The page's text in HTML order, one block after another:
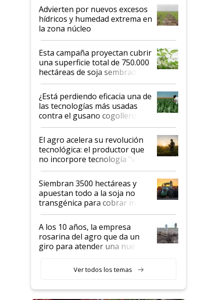
Advierten por nuevos excesos
hídricos y humedad extrema en
la zona núcleo
Esta campaña proyectan cubrir
una superficie total de 750.000
hectáreas de soja sembradas
con una nueva generación de
variedades que marcan un
salto tecnológico en genética y
rendimiento
¿Está perdiendo eficacia una de
las tecnologías más usadas
contra el gusano cogollero? El
desafío de una tecnología clave
El agro acelera su revolución
tecnológica: el productor que
no incorpore tecnología "va a
perder el tren"
Siembran 3500 hectáreas y
apuestan todo a la soja no
transgénica para cobrar más
por tonelada: compraron un
semillero
A los 10 años, la empresa
rosarina del agro que da un
giro para atender una nueva
Ver todos los temas